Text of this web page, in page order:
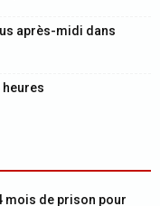
après-midi dans
heures
mois de prison pour